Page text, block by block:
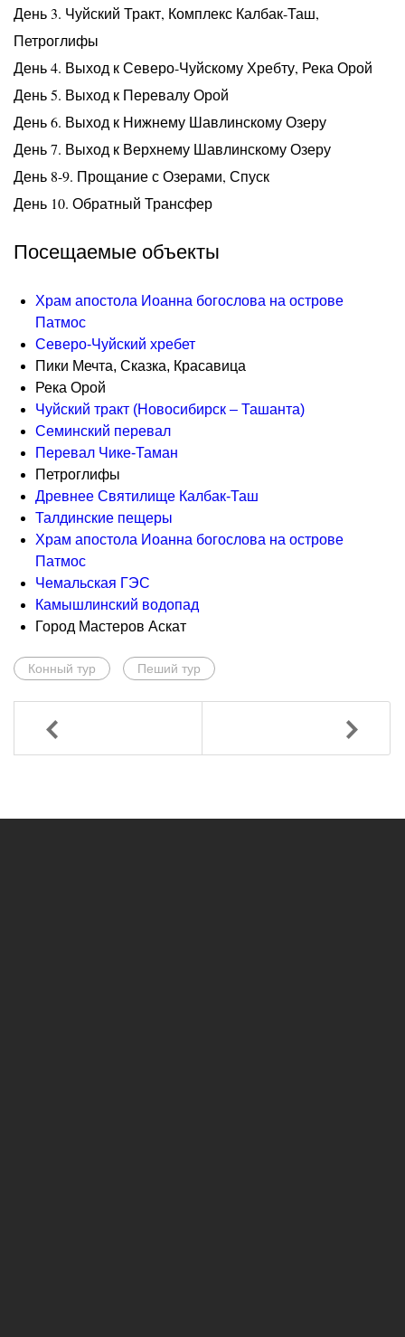
День 3. Чуйский Тракт, Комплекс Калбак-Таш,
Петроглифы
День 4. Выход к Северо-Чуйскому Хребту, Река Орой
День 5. Выход к Перевалу Орой
День 6. Выход к Нижнему Шавлинскому Озеру
День 7. Выход к Верхнему Шавлинскому Озеру
День 8-9. Прощание с Озерами, Спуск
День 10. Обратный Трансфер
Посещаемые объекты
Храм апостола Иоанна богослова на острове
Патмос
Северо-Чуйский хребет
Пики Мечта, Сказка, Красавица
Река Орой
Чуйский тракт (Новосибирск – Ташанта)
Семинский перевал
Перевал Чике-Таман
Петроглифы
Древнее Святилище Калбак-Таш
Талдинские пещеры
Храм апостола Иоанна богослова на острове
Патмос
Чемальская ГЭС
Камышлинский водопад
Город Мастеров Аскат
Конный тур Пеший тур
Назад Вперед